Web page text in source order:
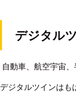
デジタル
自動車、航空宇宙
デジタルツインはも